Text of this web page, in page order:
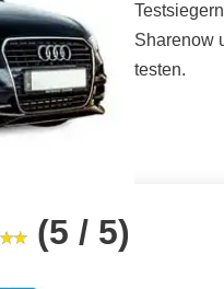
Sharenow
testen.
(5 / 5)